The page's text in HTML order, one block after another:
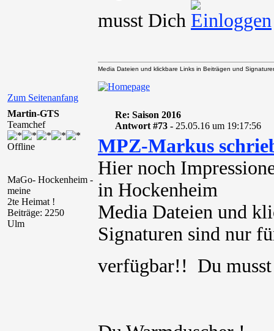
musst Dich
Zum Seitenanfang
Media Dateien und klickbare Links in Beiträgen und
Martin-GTS
Teamchef
Offline
MaGo- Hockenheim -
meine
2te Heimat !
Beiträge: 2250
Ulm
Re: Saison 2016
Antwort #73 - 25.05.16 um 19:17:56
MPZ-Markus
Hier noch
in Hockenheim
Media Dateien und
Signaturen sind nur
verfügbar!! Du